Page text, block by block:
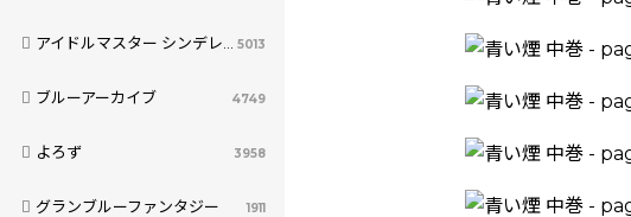
アイドルマスター シンデレラガールズ 5013
ブルーアーカイブ 4749
よろず 3958
グランブルーファンタジー 1911